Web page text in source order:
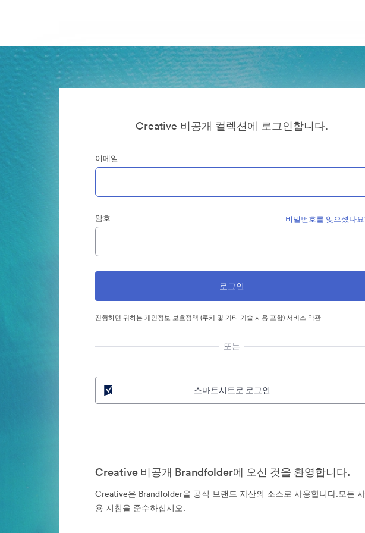
Creative 비공개 컬렉션에 로그인합니다.
이메일
암호 비밀번호를 잊으셨나
진행하면 귀하는개인정보 보호정책 (쿠키 및 기타 기술 사용 포함)서비스 약관
또는
스마트시트로 로그인
Creative 비공개 Brandfolder에 오신 것을 환영합니다.
Creative은 Brandfolder을 공식 브랜드 자산의 소스로 사용합니다.모든 사
용 지침을 준수하십시오.